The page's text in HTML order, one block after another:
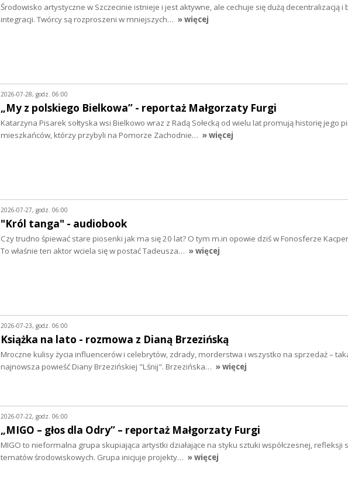
Środowisko artystyczne w Szczecinie istnieje i jest aktywne, ale cechuje się dużą decentralizacją i
integracji. Twórcy są rozproszeni w mniejszych… » więcej
2026-07-28, godz. 06:00
„My z polskiego Bielkowa” - reportaż Małgorzaty Furgi
Katarzyna Pisarek sołtyska wsi Bielkowo wraz z Radą Sołecką od wielu lat promują historię jego
mieszkańców, którzy przybyli na Pomorze Zachodnie… » więcej
2026-07-27, godz. 06:00
"Król tanga" - audiobook
Czy trudno śpiewać stare piosenki jak ma się 20 lat? O tym m.in opowie dziś w Fonosferze
To właśnie ten aktor wciela się w postać Tadeusza… » więcej
2026-07-23, godz. 06:00
Książka na lato - rozmowa z Dianą Brzezińską
Mroczne kulisy życia influencerów i celebrytów, zdrady, morderstwa i wszystko na sprzedaż –
najnowsza powieść Diany Brzezińskiej "Lśnij". Brzezińska… » więcej
2026-07-22, godz. 06:00
„MIGO – głos dla Odry” – reportaż Małgorzaty Furgi
MIGO to nieformalna grupa skupiająca artystki działające na styku sztuki współczesnej, refleksji
tematów środowiskowych. Grupa inicjuje projekty… » więcej